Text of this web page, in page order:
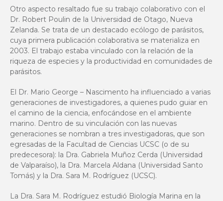
Otro aspecto resaltado fue su trabajo colaborativo con el
Dr. Robert Poulin de la Universidad de Otago, Nueva
Zelanda. Se trata de un destacado ecólogo de parásitos,
cuya primera publicación colaborativa se materializa en
2003. El trabajo estaba vinculado con la relación de la
riqueza de especies y la productividad en comunidades de
parásitos.
El Dr. Mario George – Nascimento ha influenciado a varias
generaciones de investigadores, a quienes pudo guiar en
el camino de la ciencia, enfocándose en el ambiente
marino. Dentro de su vinculación con las nuevas
generaciones se nombran a tres investigadoras, que son
egresadas de la Facultad de Ciencias UCSC (o de su
predecesora): la Dra. Gabriela Muñoz Cerda (Universidad
de Valparaíso), la Dra. Marcela Aldana (Universidad Santo
Tomás) y la Dra. Sara M. Rodríguez (UCSC).
La Dra. Sara M. Rodríguez estudió Biología Marina en la